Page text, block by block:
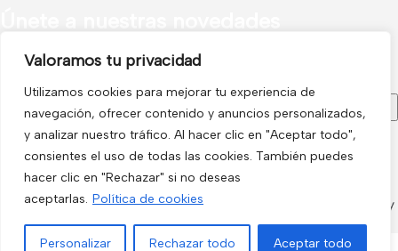
Valoramos tu privacidad
Utilizamos cookies para mejorar tu experiencia de
navegación, ofrecer contenido y anuncios personalizados,
y analizar nuestro tráfico. Al hacer clic en "Aceptar todo",
consientes el uso de todas las cookies. También puedes
hacer clic en "Rechazar" si no deseas
aceptarlas. Política de cookies
Personalizar Rechazar todo Aceptar todo
Recibe las últimas novedades y promociones.
Usado de acuerdo con nuestra Política de privacidad
electro3 ©
2026.